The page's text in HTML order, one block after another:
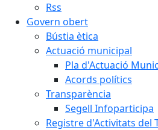
Rss
Govern obert
Bústia ètica
Actuació municipal
Pla d'Actuació
Acords polítics
Transparència
Segell Infoparticipa
Registre d'Activitats del